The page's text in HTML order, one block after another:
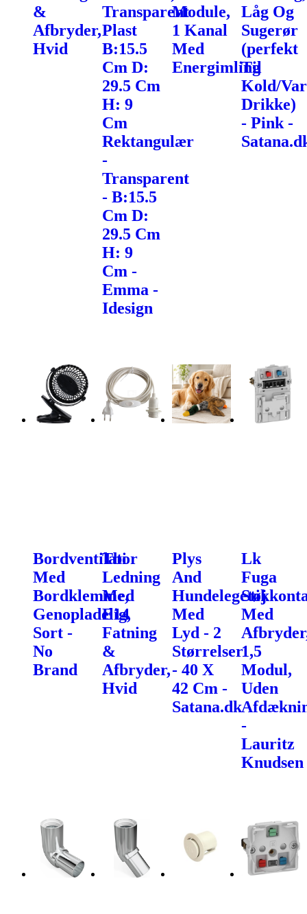
&
Afbryder,
Hvid
Transparent
Plast
B:15.5
Cm D:
29.5 Cm
H: 9
Cm
Rektangulær
-
Transparent
- B:15.5
Cm D:
29.5 Cm
H: 9
Cm -
Emma -
Idesign
Module,
1 Kanal
Med
Energimling
Låg Og
Sugerør
(perfekt
Til
Kold/
Drikke)
- Pink -
Bordventilator
Med
Bordklemme,
Genopladelig,
Sort -
No
Brand
Tbi
Ledning
Med
E14
Fatning
&
Afbryder,
Hvid
Plys
And
Hundelegetøj
Med
Lyd - 2
Størrelser
- 40 X
42 Cm -
Satana.dk
Lk
Fuga
Med
1,5
Modul,
Uden
-
Lauritz
Knudsen